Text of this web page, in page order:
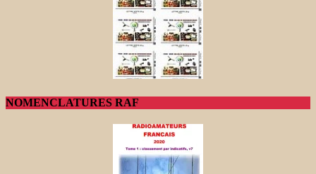
NOMENCLATURES RAF